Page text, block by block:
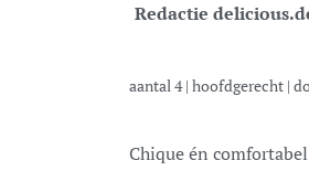
Redactie delicious.
aantal4| hoofdgerecht |
Chique én comfortabel dineren? Easy! Deze risotto heeft alles wat je nodig hebt, zeker op